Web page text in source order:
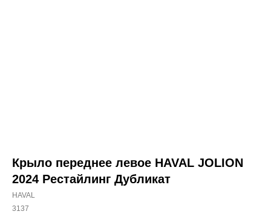
Крыло переднее левое HAVAL JOLION
2024 Рестайлинг Дубликат
HAVAL
3137